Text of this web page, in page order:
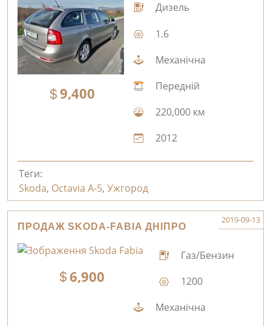
9,400
Дизель
1.6
Механічна
Передній
220,000 км
2012
Теги:
Skoda, Octavia A-5, Ужгород
ПРОДАЖ SKODA-FABIA ДНІПРО
2019-09-13
6,900
Газ/Бензин
1200
Механічна